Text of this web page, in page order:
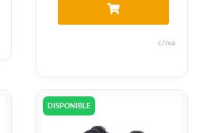
c/iva
DISPONIBLE